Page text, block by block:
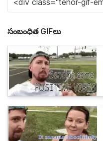
సంబంధిత GIFలు